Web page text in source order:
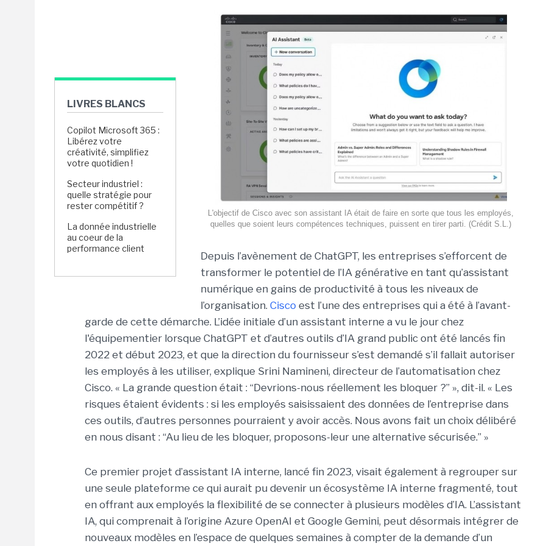
LIVRES BLANCS
Copilot Microsoft 365 :
Libérez votre
créativité, simplifiez
votre quotidien !
Secteur industriel :
quelle stratégie pour
rester compétitif ?
La donnée industrielle
au coeur de la
performance client
L'objectif de Cisco avec son assistant IA était de faire en sorte que tous les employés,
quelles que soient leurs compétences techniques, puissent en tirer parti. (Crédit S.L.)
Depuis l’avènement de ChatGPT, les entreprises s’efforcent de
transformer le potentiel de l’IA générative en tant qu’assistant
numérique en gains de productivité à tous les niveaux de
l’organisation. Cisco est l’une des entreprises qui a été à l’avant-
garde de cette démarche. L’idée initiale d’un assistant interne a vu le jour chez
l'équipementier lorsque ChatGPT et d’autres outils d’IA grand public ont été lancés fin
2022 et début 2023, et que la direction du fournisseur s’est demandé s’il fallait autoriser
les employés à les utiliser, explique Srini Namineni, directeur de l’automatisation chez
Cisco. « La grande question était : “Devrions-nous réellement les bloquer ?” », dit-il. « Les
risques étaient évidents : si les employés saisissaient des données de l’entreprise dans
ces outils, d’autres personnes pourraient y avoir accès. Nous avons fait un choix délibéré
en nous disant : “Au lieu de les bloquer, proposons-leur une alternative sécurisée.” »
Ce premier projet d’assistant IA interne, lancé fin 2023, visait également à regrouper sur
une seule plateforme ce qui aurait pu devenir un écosystème IA interne fragmenté, tout
en offrant aux employés la flexibilité de se connecter à plusieurs modèles d’IA. L’assistant
IA, qui comprenait à l’origine Azure OpenAI et Google Gemini, peut désormais intégrer de
nouveaux modèles en l’espace de quelques semaines à compter de la demande d’un